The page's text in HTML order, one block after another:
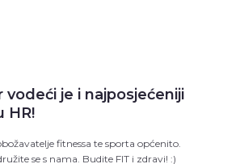
vodeći je i najposjećeniji
HR!
fitnessa te sporta općenito.
se s nama. Budite FIT i zdravi! :)